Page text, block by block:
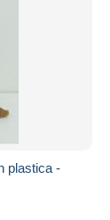
plastica -